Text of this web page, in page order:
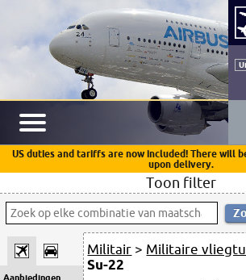
US duties and tariffs are now included! There will
upon delivery.
Toon filter
Aanbiedingen
Militair > Militaire
Su-22